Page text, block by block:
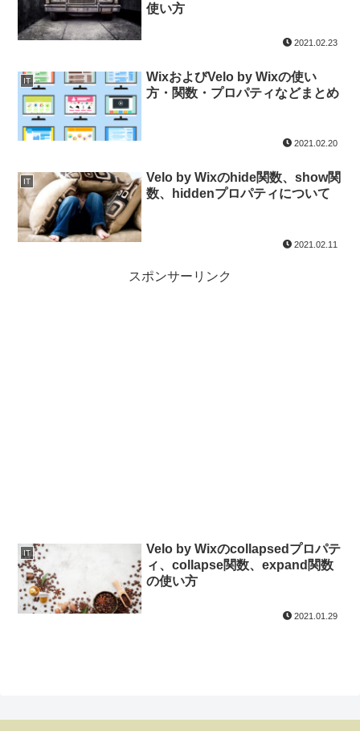
使い方
2021.02.23
IT
WixおよびVelo by Wixの使い
方・関数・プロパティなどまとめ
2021.02.20
IT
Velo by Wixのhide関数、show関
数、hiddenプロパティについて
2021.02.11
スポンサーリンク
IT
Velo by Wixのcollapsedプロパテ
ィ、collapse関数、expand関数
の使い方
2021.01.29